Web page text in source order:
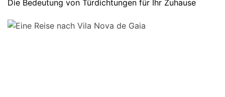
Die Bedeutung von Türdichtungen für Ihr Zuhause